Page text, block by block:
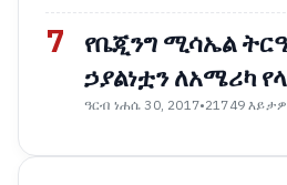
7
የቤጂንግ ሚሳኤል
ኃያልነቷን ለአሜሪካ
ዓርብ ነሐሴ 30, 2017•21749